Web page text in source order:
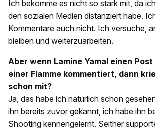
Ich bekomme es nicht so stark mit, da
den sozialen Medien distanziert habe.
Kommentare auch nicht. Ich versuche,
bleiben und weiterzuarbeiten.
Aber wenn Lamine Yamal einen
einer Flamme kommentiert, dann
schon mit?
Ja, das habe ich natürlich schon
ihn bereits zuvor gekannt, ich habe ihn
Shooting kennengelernt. Seither